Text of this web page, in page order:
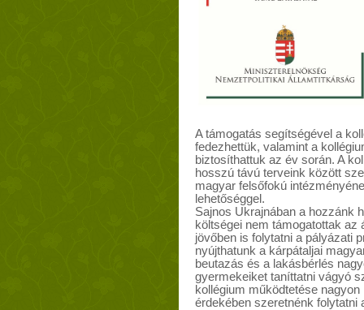
A támogatás segítségével a
fedezhettük, valamint a
biztosíthattuk az év során. A
hosszú távú terveink között
magyar felsőfokú
lehetőséggel.
Sajnos Ukrajnában a hozzánk
költségei nem támogatottak
jövőben is folytatni a pályázati
nyújthatunk a kárpátaljai
beutazás és a lakásbérlés
gyermekeiket taníttatni vágyó
kollégium működtetése
érdekében szeretnénk folytatni